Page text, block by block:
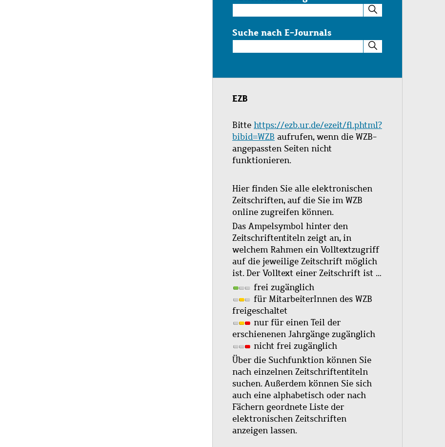
im
Katalog
Suche nach E-Journals
nach
Journals
EZB
Bitte https://ezb.ur.de/ezeit/fl.phtml?
bibid=WZB aufrufen, wenn die WZB-
angepassten Seiten nicht
funktionieren.
Hier finden Sie alle elektronischen
Zeitschriften, auf die Sie im WZB
online zugreifen können.
Das Ampelsymbol hinter den
Zeitschriftentiteln zeigt an, in
welchem Rahmen ein Volltextzugriff
auf die jeweilige Zeitschrift möglich
ist. Der Volltext einer Zeitschrift ist …
frei zugänglich
für MitarbeiterInnen des WZB
freigeschaltet
nur für einen Teil der
erschienenen Jahrgänge zugänglich
nicht frei zugänglich
Über die Suchfunktion können Sie
nach einzelnen Zeitschriftentiteln
suchen. Außerdem können Sie sich
auch eine alphabetisch oder nach
Fächern geordnete Liste der
elektronischen Zeitschriften
anzeigen lassen.